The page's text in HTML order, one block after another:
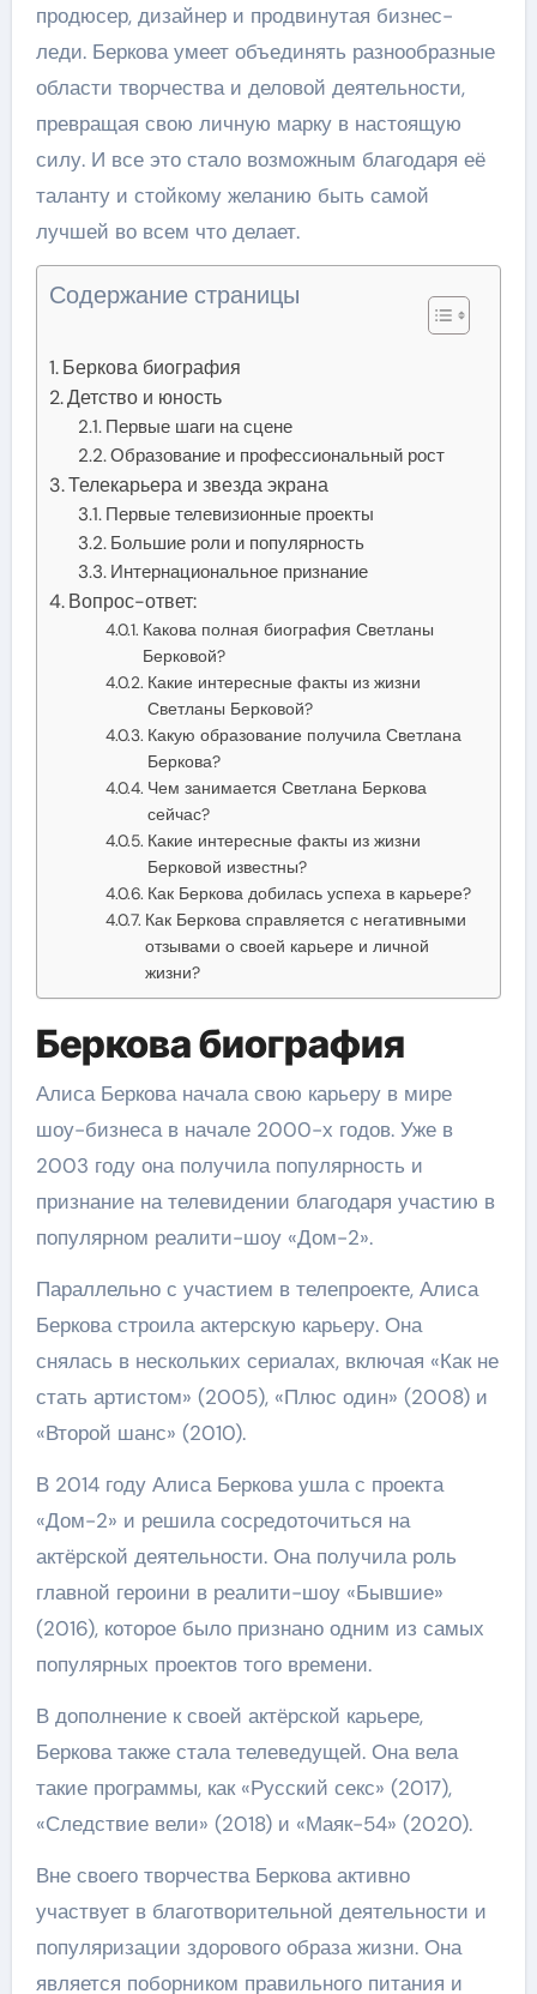
продюсер, дизайнер и продвинутая бизнес-
леди. Беркова умеет объединять разнообразные
области творчества и деловой деятельности,
превращая свою личную марку в настоящую
силу. И все это стало возможным благодаря её
таланту и стойкому желанию быть самой
лучшей во всем что делает.
Содержание страницы
Беркова биография
Детство и юность
Первые шаги на сцене
Образование и профессиональный рост
Телекарьера и звезда экрана
Первые телевизионные проекты
Большие роли и популярность
Интернациональное признание
Вопрос-ответ:
Какова полная биография Светланы
Берковой?
Какие интересные факты из жизни
Светланы Берковой?
Какую образование получила Светлана
Беркова?
Чем занимается Светлана Беркова
сейчас?
Какие интересные факты из жизни
Берковой известны?
Как Беркова добилась успеха в карьере?
Как Беркова справляется с негативными
отзывами о своей карьере и личной
жизни?
Беркова биография
Алиса Беркова начала свою карьеру в мире
шоу-бизнеса в начале 2000-х годов. Уже в
2003 году она получила популярность и
признание на телевидении благодаря участию в
популярном реалити-шоу «Дом-2».
Параллельно с участием в телепроекте, Алиса
Беркова строила актерскую карьеру. Она
снялась в нескольких сериалах, включая «Как не
стать артистом» (2005), «Плюс один» (2008) и
«Второй шанс» (2010).
В 2014 году Алиса Беркова ушла с проекта
«Дом-2» и решила сосредоточиться на
актёрской деятельности. Она получила роль
главной героини в реалити-шоу «Бывшие»
(2016), которое было признано одним из самых
популярных проектов того времени.
В дополнение к своей актёрской карьере,
Беркова также стала телеведущей. Она вела
такие программы, как «Русский секс» (2017),
«Следствие вели» (2018) и «Маяк-54» (2020).
Вне своего творчества Беркова активно
участвует в благотворительной деятельности и
популяризации здорового образа жизни. Она
является поборником правильного питания и